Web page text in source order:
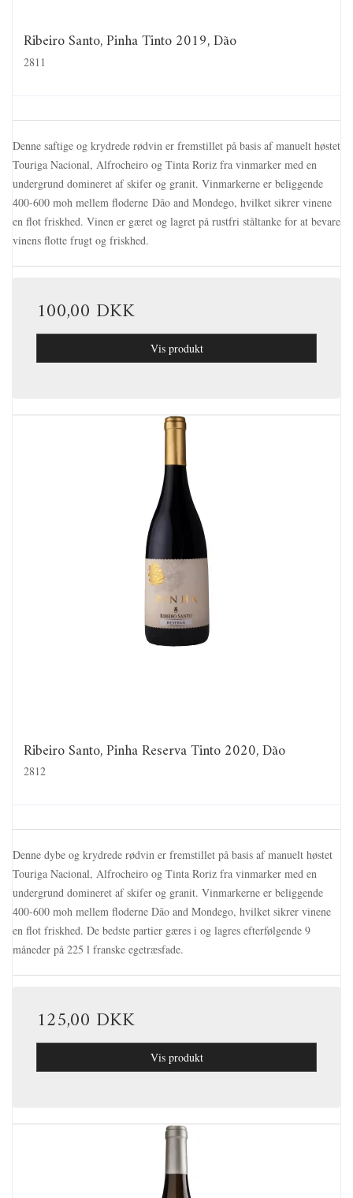
Ribeiro Santo, Pinha Tinto 2019, Dão
2811
Denne saftige og krydrede rødvin er fremstillet på basis af manuelt høstet
Touriga Nacional, Alfrocheiro og Tinta Roriz fra vinmarker med en
undergrund domineret af skifer og granit. Vinmarkerne er beliggende
400-600 moh mellem floderne Dão and Mondego, hvilket sikrer vinene
en flot friskhed. Vinen er gæret og lagret på rustfri ståltanke for at bevare
vinens flotte frugt og friskhed.
100,00 DKK
Vis produkt
Ribeiro Santo, Pinha Reserva Tinto 2020, Dão
2812
Denne dybe og krydrede rødvin er fremstillet på basis af manuelt høstet
Touriga Nacional, Alfrocheiro og Tinta Roriz fra vinmarker med en
undergrund domineret af skifer og granit. Vinmarkerne er beliggende
400-600 moh mellem floderne Dão and Mondego, hvilket sikrer vinene
en flot friskhed. De bedste partier gæres i og lagres efterfølgende 9
måneder på 225 l franske egetræsfade.
125,00 DKK
Vis produkt